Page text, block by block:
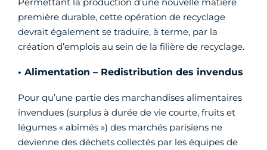
première durable, cette opération de recyclage
devrait également se traduire, à terme, par la
création d’emplois au sein de la filière de recyclage.
• Alimentation – Redistribution des invendus
Pour qu’une partie des marchandises alimentaires
invendues (surplus à durée de vie courte, fruits et
légumes « abîmés ») des marchés parisiens ne
devienne des déchets collectés par les équipes de